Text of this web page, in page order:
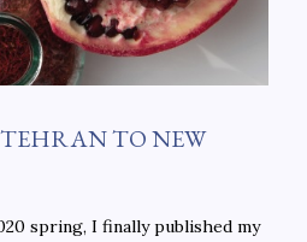
TO NEW
spring, I finally published my